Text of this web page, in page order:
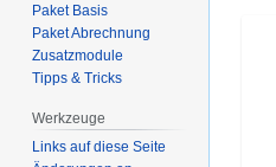
Paket Basis
Paket Abrechnung
Zusatzmodule
Tipps & Tricks
Werkzeuge
Links auf diese Seite